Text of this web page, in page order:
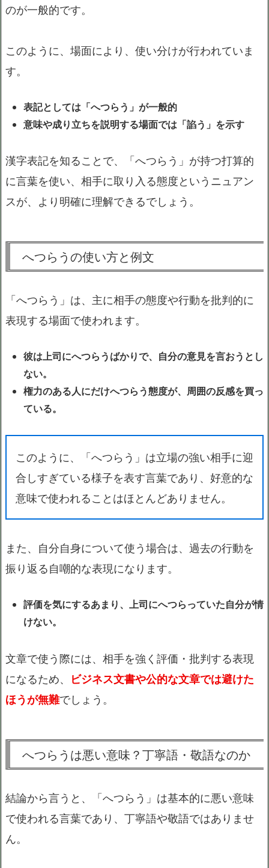
のが一般的です。
このように、場面により、使い分けが行われていま
す。
表記としては「へつらう」が一般的
意味や成り立ちを説明する場面では「諂う」を示す
漢字表記を知ることで、「へつらう」が持つ打算的
に言葉を使い、相手に取り入る態度というニュアン
スが、より明確に理解できるでしょう。
へつらうの使い方と例文
「へつらう」は、主に相手の態度や行動を批判的に
表現する場面で使われます。
彼は上司にへつらうばかりで、自分の意見を言おうとし
ない。
権力のある人にだけへつらう態度が、周囲の反感を買っ
ている。
このように、「へつらう」は立場の強い相手に迎
合しすぎている様子を表す言葉であり、好意的な
意味で使われることはほとんどありません。
また、自分自身について使う場合は、過去の行動を
振り返る自嘲的な表現になります。
評価を気にするあまり、上司にへつらっていた自分が情
けない。
文章で使う際には、相手を強く評価・批判する表現
になるため、
ビジネス文書や公的な文章では避けた
ほうが無難でしょう。
へつらうは悪い意味？丁寧語・敬語なのか
結論から言うと、「へつらう」は基本的に悪い意味
で使われる言葉であり、丁寧語や敬語ではありませ
ん。